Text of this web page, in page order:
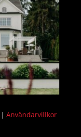
Användarvillkor